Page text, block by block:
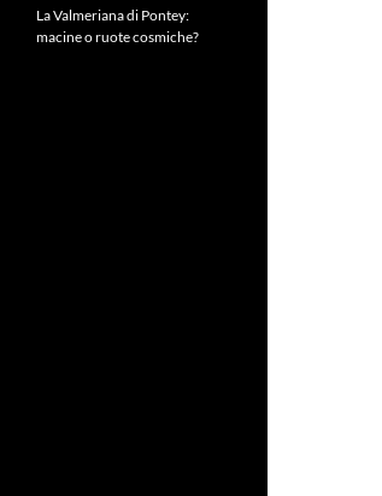
La Valmeriana di Pontey:
macine o ruote cosmiche?